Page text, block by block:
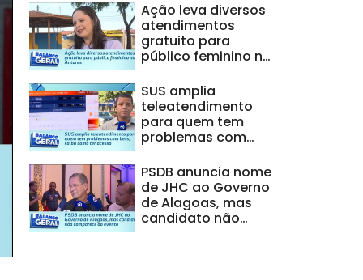
Ação leva diversos
atendimentos
gratuito para
público feminino no
SUS amplia
teleatendimento
para quem tem
problemas com
ter acesso
PSDB anuncia nome
de JHC ao Governo
de Alagoas, mas
candidato não